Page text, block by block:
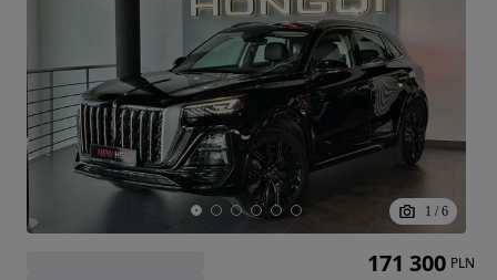
1 / 6
171 300 PLN